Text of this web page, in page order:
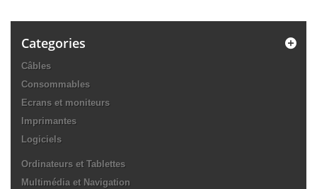
Categories
Câbles
Consommables
Ecrans et moniteurs
Imprimantes
Logiciels
Ordinateurs et Tablettes
Multimédia et Navigation